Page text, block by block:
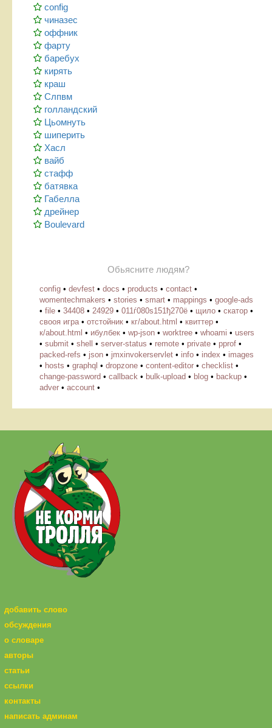
config
чиназес
оффник
фарту
баребух
кирять
краш
Слпвм
голландский
Цьомнуть
шиперить
Хасл
вайб
стафф
батявка
Габелла
дрейнер
Boulevard
Обьясните людям?
config • devfest • docs • products • contact •
womentechmakers • stories • smart • mappings • google-ads
• file • 34408 • 24929 • 011ѓ080ѕ151ђ270ё • щило • скатор •
свооя игра • отстойник • кг/about.html • квиттер •
к/about.html • ибулбек • wp-json • worktree • whoami • users
• submit • shell • server-status • remote • private • pprof •
packed-refs • json • jmxinvokerservlet • info • index • images
• hosts • graphql • dropzone • content-editor • checklist •
change-password • callback • bulk-upload • blog • backup •
adver • account •
добавить слово
обсуждения
о словаре
авторы
статьи
ссылки
контакты
написать админам